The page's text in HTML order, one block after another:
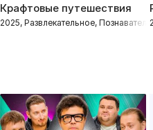
Крафтовые путешествия
2025, Развлекательное,